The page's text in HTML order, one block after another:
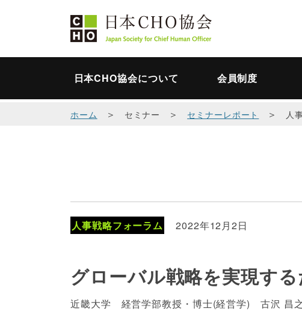
日本CHO協会について 会員制度
ホーム ＞ セミナー ＞ セミナーレポート ＞ 人
人事戦略フォーラム 2022年12月2日
グローバル戦略を実現す
近畿大学 経営学部教授・博士(経営学) 古沢 昌